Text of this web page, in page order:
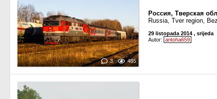
3 485
Россия, Тверская
Russia, Tver region,
29 listopada 2014 , srijeda
Autor: antoha659